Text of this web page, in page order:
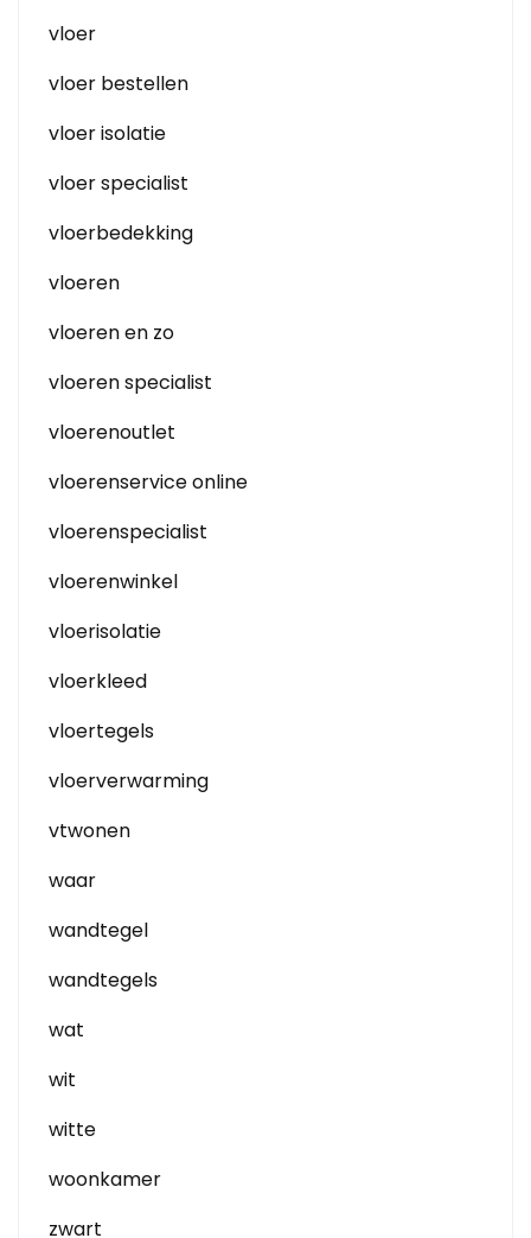
vloer
vloer bestellen
vloer isolatie
vloer specialist
vloerbedekking
vloeren
vloeren en zo
vloeren specialist
vloerenoutlet
vloerenservice online
vloerenspecialist
vloerenwinkel
vloerisolatie
vloerkleed
vloertegels
vloerverwarming
vtwonen
waar
wandtegel
wandtegels
wat
wit
witte
woonkamer
zwart